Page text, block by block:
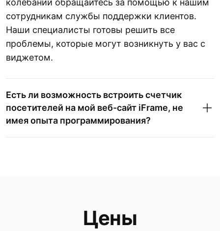
колебаний обращайтесь за помощью к нашим
сотрудникам службы поддержки клиентов.
Наши специалисты готовы решить все
проблемы, которые могут возникнуть у вас с
виджетом.
Есть ли возможность встроить счетчик
посетителей на мой веб-сайт iFrame, не
имея опыта программирования?
Цены